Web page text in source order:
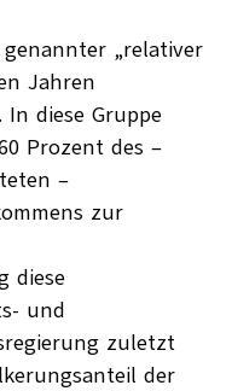
„relativer
Jahren
diese Gruppe
Prozent des –
–
zur
diese
und
zuletzt
der